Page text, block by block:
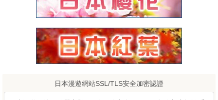
日本漫遊網站SSL/TLS安全加密認證